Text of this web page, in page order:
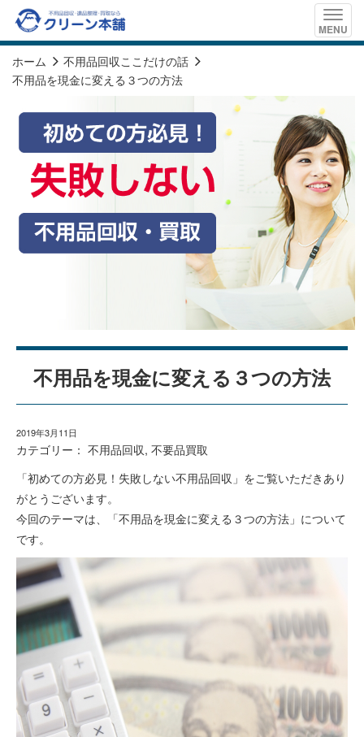
Toggle
MENU
ホーム
不用品回収ここだけの話
不用品を現金に変える３つの方法
不用品を現金に変える３つの方法
2019年3月11日
カテゴリー：不用品回収,不要品買取
「初めての方必見！失敗しない不用品回収」をご覧いただきあり
がとうございます。
今回のテーマは、「不用品を現金に変える３つの方法」について
です。